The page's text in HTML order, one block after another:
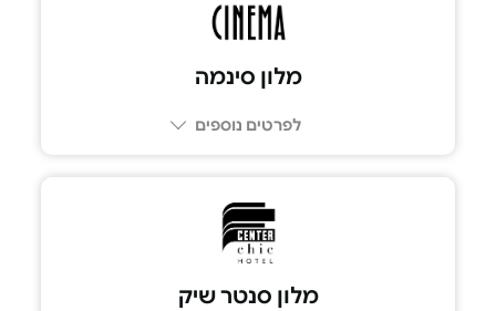
מלון סינמה
לפרטים נוספים
מלון סנטר שיק